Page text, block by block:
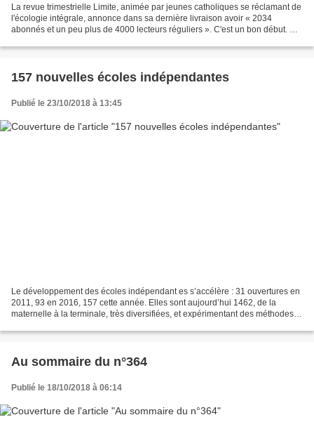
La revue trimestrielle Limite, animée par jeunes catholiques se réclamant de
l'écologie intégrale, annonce dans sa dernière livraison avoir « 2034
abonnés et un peu plus de 4000 lecteurs réguliers ». C'est un bon début. Sa
157 nouvelles écoles indépendantes
Publié le 23/10/2018 à 13:45
Le développement des écoles indépendant es s’accélère : 31 ouvertures en
2011, 93 en 2016, 157 cette année. Elles sont aujourd’hui 1462, de la
maternelle à la terminale, très diversifiées, et expérimentant des méthodes
Au sommaire du n°364
Publié le 18/10/2018 à 06:14